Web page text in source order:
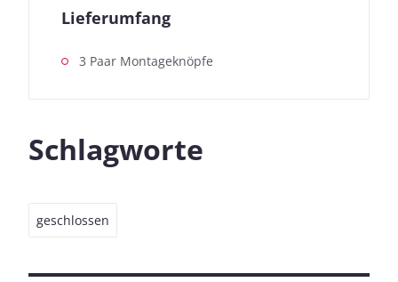
Lieferumfang
3 Paar Montageknöpfe
Schlagworte
geschlossen